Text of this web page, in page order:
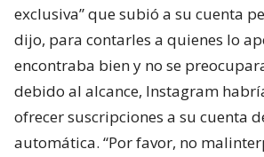
exclusiva” que subió a su cuenta
dijo, para contarles a quienes lo
encontraba bien y no se
debido al alcance, Instagram
ofrecer suscripciones a su cuenta
automática. “Por favor, no